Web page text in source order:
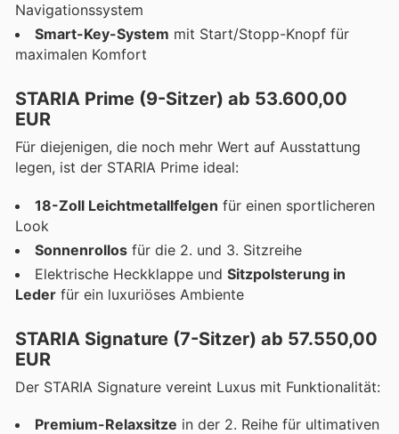
Navigationssystem
Smart-Key-System mit Start/Stopp-Knopf für
maximalen Komfort
STARIA Prime (9-Sitzer) ab 53.600,00
EUR
Für diejenigen, die noch mehr Wert auf Ausstattung
legen, ist der STARIA Prime ideal:
18-Zoll Leichtmetallfelgen für einen sportlicheren
Look
Sonnenrollos für die 2. und 3. Sitzreihe
Elektrische Heckklappe und Sitzpolsterung in
Leder für ein luxuriöses Ambiente
STARIA Signature (7-Sitzer) ab 57.550,00
EUR
Der STARIA Signature vereint Luxus mit Funktionalität:
Premium-Relaxsitze in der 2. Reihe für ultimativen